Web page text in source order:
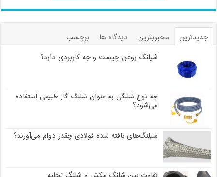
جدیدترین محبوبترین دیدگاه ها
برچسب
شیلنگ روغن چیست و چه کاربردی دارد؟
چه نوع شلنگی به عنوان شلنگ گاز طبیعی استفاده
می‌شود؟
شیلنگ‌های بافته شده فولادی چقدر دوام می‌آورند؟